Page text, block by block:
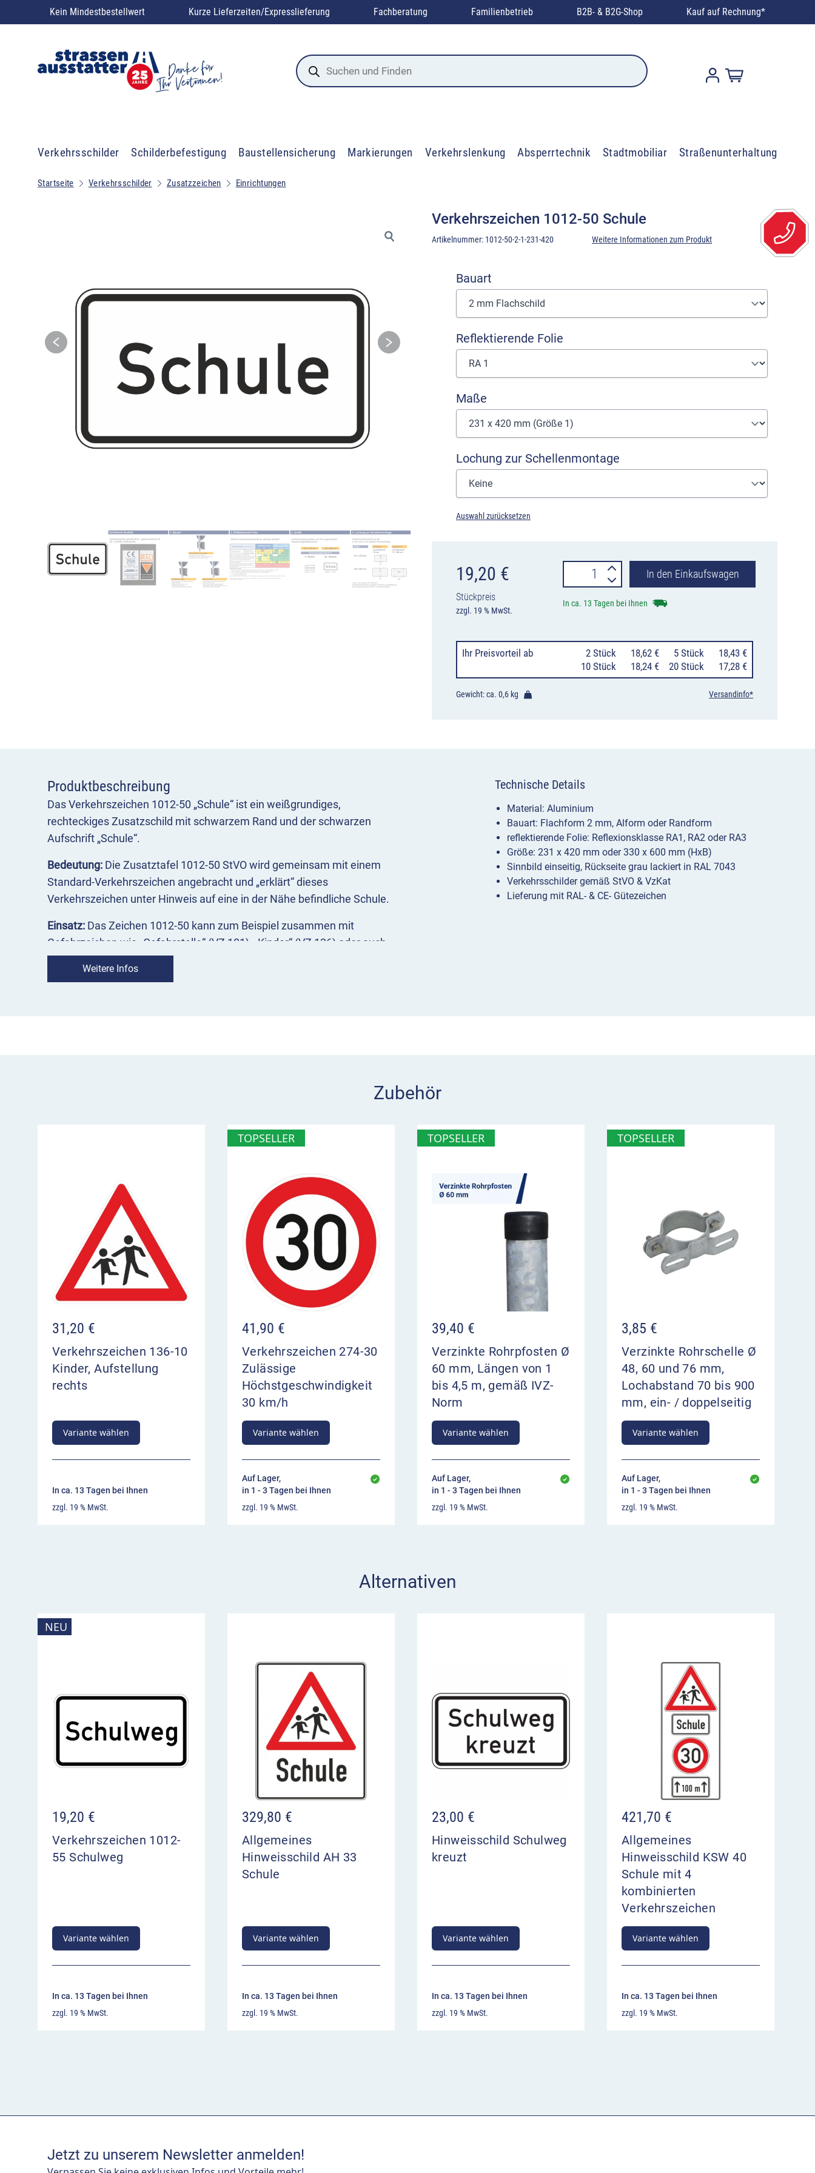
Kein Mindestbestellwert Kurze Lieferzeiten/Expresslieferung Fachberatung Familienbetrieb B2B- & B2G-Shop Kauf auf Rechnung*
Products
search
Verkehrsschilder Schilderbefestigung Baustellensicherung Markierungen Verkehrslenkung Absperrtechnik Stadtmobiliar Straßenunterhaltung
Startseite Verkehrsschilder Zusatzzeichen Einrichtungen
Verkehrszeichen 1012-50 Schule
Artikelnummer: 1012-50-2-1-231-420 Weitere Informationen zum Produkt
Bauart
Reflektierende Folie
Maße
Lochung zur Schellenmontage
Auswahl zurücksetzen
19,20 €
Stückpreis
zzgl. 19 % MwSt.
Verkehrszeichen
1012-
Schule
Menge
In den Einkaufswagen
In ca. 13 Tagen bei Ihnen
Ihr Preisvorteil ab 2 Stück 18,62 € 5 Stück
18,43 €
10 Stück
18,24 € 20 Stück 17,28 €
Gewicht: ca. 0,6 kg Versandinfo*
Produktbeschreibung
Das Verkehrszeichen 1012-50 „Schule“ ist ein weißgrundiges,
rechteckiges Zusatzschild mit schwarzem Rand und der schwarzen
Aufschrift „Schule“.
Bedeutung: Die Zusatztafel 1012-50 StVO wird gemeinsam mit einem
Standard-Verkehrszeichen angebracht und „erklärt“ dieses
Verkehrszeichen unter Hinweis auf eine in der Nähe befindliche Schule.
Einsatz: Das Zeichen 1012-50 kann zum Beispiel zusammen mit
Gefahrzeichen wie „Gefahrstelle“ (VZ 101), „Kinder“ (VZ 136) oder auch
einer Geschwindigkeitsbeschränkung (VZ 274) eingesetzt werden. Es
Weitere Infos
Technische Details
Material: Aluminium
Bauart: Flachform 2 mm, Alform oder Randform
reflektierende Folie: Reflexionsklasse RA1, RA2 oder RA3
Größe: 231 x 420 mm oder 330 x 600 mm (HxB)
Sinnbild einseitig, Rückseite grau lackiert in RAL 7043
Verkehrsschilder gemäß StVO & VzKat
Lieferung mit RAL- & CE- Gütezeichen
Zubehör
31,20 €
Verkehrszeichen 136-10
Kinder, Aufstellung
rechts
Variante wählen
In ca. 13 Tagen bei Ihnen
zzgl. 19 % MwSt.
TOPSELLER
41,90 €
Verkehrszeichen 274-30
Zulässige
Höchstgeschwindigkeit
30 km/h
Variante wählen
Auf Lager,
in 1 - 3 Tagen bei Ihnen
zzgl. 19 % MwSt.
TOPSELLER
39,40 €
Verzinkte Rohrpfosten Ø
60 mm, Längen von 1
bis 4,5 m, gemäß IVZ-
Norm
Variante wählen
Auf Lager,
in 1 - 3 Tagen bei Ihnen
zzgl. 19 % MwSt.
TOPSELLER
3,85 €
Verzinkte Rohrschelle Ø
48, 60 und 76 mm,
Lochabstand 70 bis 900
mm, ein- / doppelseitig
Variante wählen
Auf Lager,
in 1 - 3 Tagen bei Ihnen
zzgl. 19 % MwSt.
Alternativen
NEU
19,20 €
Verkehrszeichen 1012-
55 Schulweg
Variante wählen
In ca. 13 Tagen bei Ihnen
zzgl. 19 % MwSt.
329,80 €
Allgemeines
Hinweisschild AH 33
Schule
Variante wählen
In ca. 13 Tagen bei Ihnen
zzgl. 19 % MwSt.
23,00 €
Hinweisschild Schulweg
kreuzt
Variante wählen
In ca. 13 Tagen bei Ihnen
zzgl. 19 % MwSt.
421,70 €
Allgemeines
Hinweisschild KSW 40
Schule mit 4
kombinierten
Verkehrszeichen
Variante wählen
In ca. 13 Tagen bei Ihnen
zzgl. 19 % MwSt.
Jetzt zu unserem Newsletter anmelden!